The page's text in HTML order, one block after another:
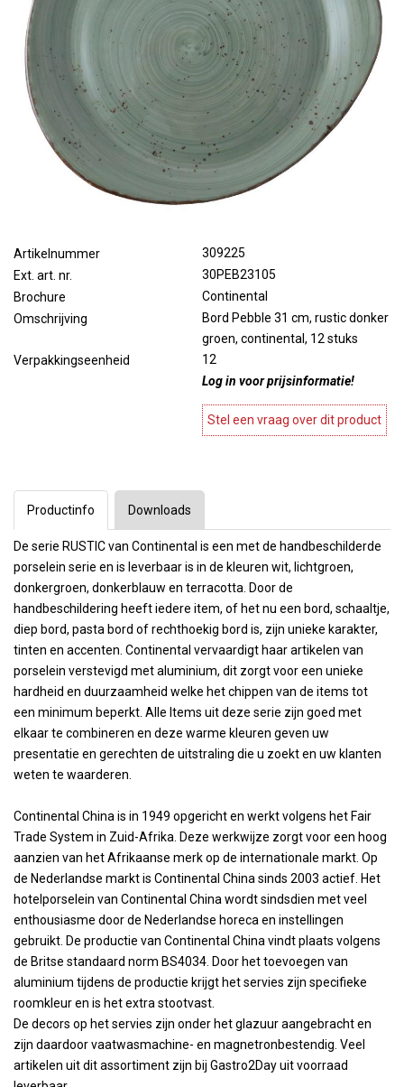
Artikelnummer
309225
Ext. art. nr.
30PEB23105
Brochure
Continental
Omschrijving
Bord Pebble 31 cm, rustic donker
groen, continental, 12 stuks
Verpakkingseenheid
12
Log in voor prijsinformatie!
Stel een vraag over dit product
Productinfo
De serie RUSTIC van Continental is een met de handbeschilderde
porselein serie en is leverbaar is in de kleuren wit, lichtgroen,
donkergroen, donkerblauw en terracotta. Door de
handbeschildering heeft iedere item, of het nu een bord, schaaltje,
diep bord, pasta bord of rechthoekig bord is, zijn unieke karakter,
tinten en accenten. Continental vervaardigt haar artikelen van
porselein verstevigd met aluminium, dit zorgt voor een unieke
hardheid en duurzaamheid welke het chippen van de items tot
een minimum beperkt. Alle Items uit deze serie zijn goed met
elkaar te combineren en deze warme kleuren geven uw
presentatie en gerechten de uitstraling die u zoekt en uw klanten
weten te waarderen.
Continental China is in 1949 opgericht en werkt volgens het Fair
Trade System in Zuid-Afrika. Deze werkwijze zorgt voor een hoog
aanzien van het Afrikaanse merk op de internationale markt. Op
de Nederlandse markt is Continental China sinds 2003 actief. Het
hotelporselein van Continental China wordt sindsdien met veel
enthousiasme door de Nederlandse horeca en instellingen
gebruikt. De productie van Continental China vindt plaats volgens
de Britse standaard norm BS4034. Door het toevoegen van
aluminium tijdens de productie krijgt het servies zijn specifieke
roomkleur en is het extra stootvast.
De decors op het servies zijn onder het glazuur aangebracht en
zijn daardoor vaatwasmachine- en magnetronbestendig. Veel
artikelen uit dit assortiment zijn bij Gastro2Day uit voorraad
Downloads